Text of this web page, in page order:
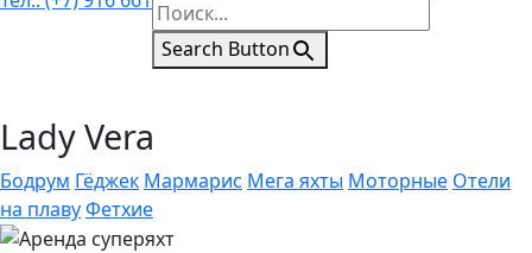
Search Button
Lady Vera
Бодрум Гёджек Мармарис Мега яхты Моторные Отели
на плавуФетхие